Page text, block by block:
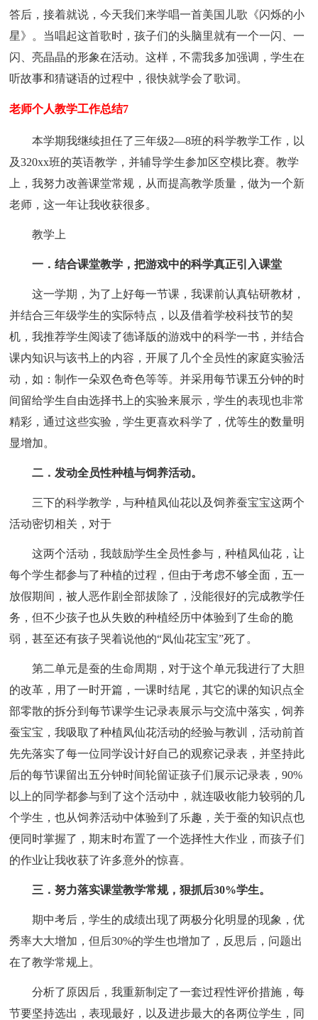
答后，接着就说，今天我们来学唱一首美国儿歌《闪烁的小
星》。当唱起这首歌时，孩子们的头脑里就有一个一闪、一
闪、亮晶晶的形象在活动。这样，不需我多加强调，学生在
听故事和猜谜语的过程中，很快就学会了歌词。
老师个人教学工作总结7
本学期我继续担任了三年级2—8班的科学教学工作，以
及320xx班的英语教学，并辅导学生参加区空模比赛。教学
上，我努力改善课堂常规，从而提高教学质量，做为一个新
老师，这一年让我收获很多。
教学上
一．结合课堂教学，把游戏中的科学真正引入课堂
这一学期，为了上好每一节课，我课前认真钻研教材，
并结合三年级学生的实际特点，以及借着学校科技节的契
机，我推荐学生阅读了德译版的游戏中的科学一书，并结合
课内知识与该书上的内容，开展了几个全员性的家庭实验活
动，如：制作一朵双色奇色等等。并采用每节课五分钟的时
间留给学生自由选择书上的实验来展示，学生的表现也非常
精彩，通过这些实验，学生更喜欢科学了，优等生的数量明
显增加。
二．发动全员性种植与饲养活动。
三下的科学教学，与种植凤仙花以及饲养蚕宝宝这两个
活动密切相关，对于
这两个活动，我鼓励学生全员性参与，种植凤仙花，让
每个学生都参与了种植的过程，但由于考虑不够全面，五一
放假期间，被人恶作剧全部拔除了，没能很好的完成教学任
务，但不少孩子也从失败的种植经历中体验到了生命的脆
弱，甚至还有孩子哭着说他的“凤仙花宝宝”死了。
第二单元是蚕的生命周期，对于这个单元我进行了大胆
的改革，用了一时开篇，一课时结尾，其它的课的知识点全
部零散的拆分到每节课学生记录表展示与交流中落实，饲养
蚕宝宝，我吸取了种植凤仙花活动的经验与教训，活动前首
先先落实了每一位同学设计好自己的观察记录表，并坚持此
后的每节课留出五分钟时间轮留证孩子们展示记录表，90%
以上的同学都参与到了这个活动中，就连吸收能力较弱的几
个学生，也从饲养活动中体验到了乐趣，关于蚕的知识点也
便同时掌握了，期末时布置了一个选择性大作业，而孩子们
的作业让我收获了许多意外的惊喜。
三．努力落实课堂教学常规，狠抓后30%学生。
期中考后，学生的成绩出现了两极分化明显的现象，优
秀率大大增加，但后30%的学生也增加了，反思后，问题出
在了教学常规上。
分析了原因后，我重新制定了一套过程性评价措施，每
节要坚持选出，表现最好，以及进步最大的各两位学生，同